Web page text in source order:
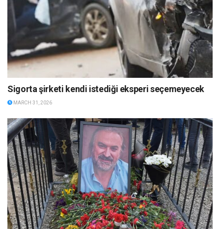
Sigorta şirketi kendi istediği eksperi seçemeyecek
MARCH 31, 2026